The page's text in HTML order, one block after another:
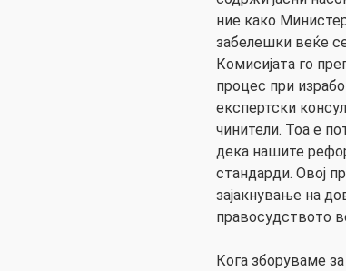
ние како
забелешки веќе
Комисијата го
процес при
експертски
чинители. Тоа е
дека нашите
стандарди. Овој
зајакнување на
правосудството
Кога зборуваме